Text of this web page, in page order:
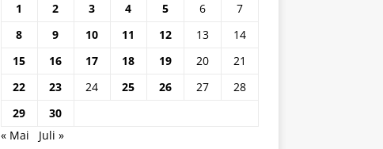
1
2 3 4 5 6
7
8
9 10 11 12 13
14
15
16 17 18 19 20
21
22
23 24 25 26 27
28
29
30
« Mai
Juli »